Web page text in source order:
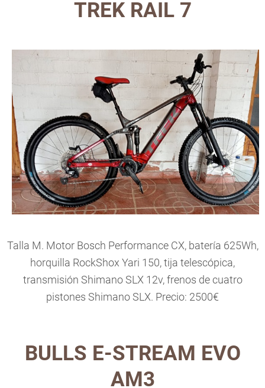
TREK RAIL 7
Talla M. Motor Bosch Performance CX, batería 625Wh,
horquilla RockShox Yari 150, tija telescópica,
transmisión Shimano SLX 12v, frenos de cuatro
pistones Shimano SLX. Precio: 2500€
BULLS E-STREAM EVO
AM3